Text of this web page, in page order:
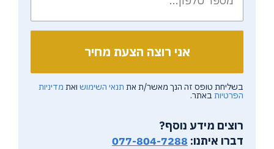
בשליחת טופס זה הנך מאשר/ת את תנאי השימוש ואת מדיניות
הפרטיות באתר.
רוצים מידע נוסף?
דברו איתנו: 077-804-7288